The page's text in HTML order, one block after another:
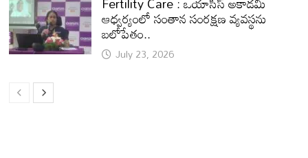
ఆధ్వర్యంలో సంతాన సంరక్షణ వ్యవస్థను
బలోపేతం..
July 23, 2026